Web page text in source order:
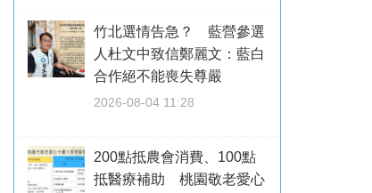
竹北選情告急？ 藍營參選
人杜文中致信鄭麗文：藍白
合作絕不能喪失尊嚴
2026-08-04 11:28
200點抵農會消費、100點
抵醫療補助 桃園敬老愛心